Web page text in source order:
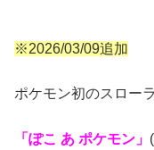
※2026/03/09追加
ポケモン初のスロー
「ぽこ あ ポケモン」